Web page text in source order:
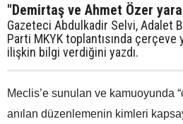
"Demirtaş ve Ahmet Özer
Gazeteci Abdulkadir Selvi, Adalet
Parti MKYK toplantısında çerçeve
ilişkin bilgi verdiğini yazdı.
Meclis’e sunulan ve kamuoyunda
anılan düzenlemenin kimleri